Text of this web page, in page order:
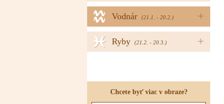
+
Vodnár (21.1. - 20.2.)
k
+
Ryby (21.2. - 20.3.)
l
Chcete byť viac v obraze?